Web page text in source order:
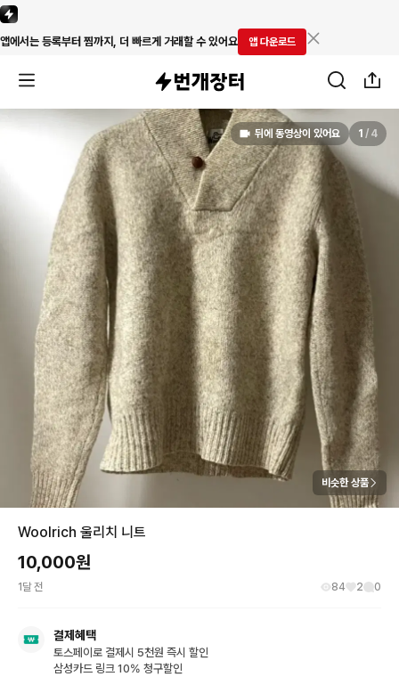
앱에서는 등록부터 찜까지, 더 빠르게 거래할 수 있어요 앱 다운로드
뒤에 동영상이 있어요 1 / 4
비슷한 상품
Woolrich 울리치 니트
10,000원
1달 전 84 2 0
결제혜택
토스페이로 결제시 5천원 즉시 할인
삼성카드 링크 10% 청구할인